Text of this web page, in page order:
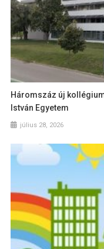
Háromszáz új
István Egyetem
július 28, 2026